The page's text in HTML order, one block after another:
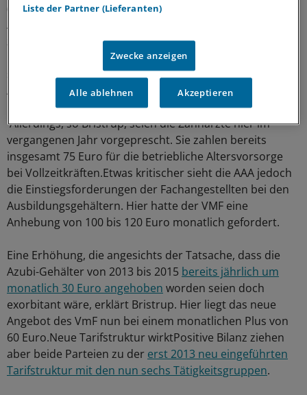
(VL) verzichtet und diese stattdessen in die
Altersvorsorge einfließen, berichtet Bristrup. Genauer
zahlt der Praxischef 30 Euro laut Gehaltstarif plus 30
Euro VL und stockt diesen Betrag noch einmal um die
sechs Euro, die er durch die Gehaltsumwandlung in die
Altersvorsorge bei den Sozialabgaben spart, auf.
Allerdings, so Bristrup, seien die Zahnärzte hier im
vergangenen Jahr vorgeprescht. Sie zahlen bereits
insgesamt 75 Euro für die betriebliche Altersvorsorge
bei Vollzeitkräften.Etwas kritischer sieht die AAA jedoch
die Einstiegsforderungen der Fachangestellten bei den
Ausbildungsgehältern. Hier hatte der VMF eine
Anhebung von 100 bis 120 Euro monatlich gefordert.
Eine Erhöhung, die angesichts der Tatsache, dass die
Azubi-Gehälter von 2013 bis 2015 bereits jährlich um
monatlich 30 Euro angehoben worden seien doch
exorbitant wäre, erklärt Bristrup. Hier liegt das neue
Angebot des VmF nun bei einem monatlichen Plus von
60 Euro.Neue Tarifstruktur wirktPositive Bilanz ziehen
aber beide Parteien zu der erst 2013 neu eingeführten
Tarifstruktur mit den nun sechs Tätigkeitsgruppen.
Liste der Partner (Lieferanten)
Zwecke anzeigen
Alle ablehnen Akzeptieren